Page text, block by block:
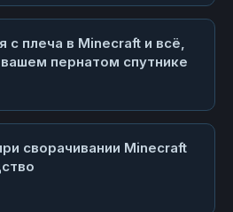
с плеча в Minecraft и всё,
пернатом спутнике
сворачивании Minecraft